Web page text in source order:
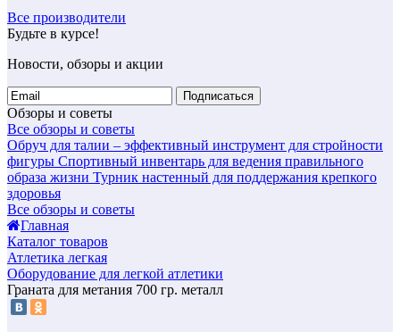
Все производители
Будьте в курсе!
Новости, обзоры и акции
Подписаться
Обзоры и советы
Все обзоры и советы
Обруч для талии – эффективный инструмент для стройности
фигуры Спортивный инвентарь для ведения правильного
образа жизни Турник настенный для поддержания крепкого
здоровья
Все обзоры и советы
Главная
Каталог товаров
Атлетика легкая
Оборудование для легкой атлетики
Граната для метания 700 гр. металл